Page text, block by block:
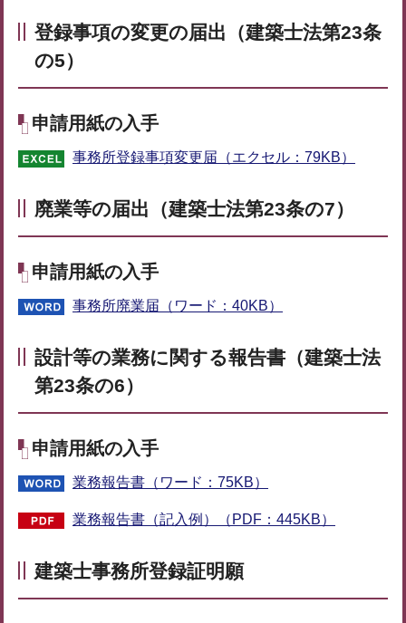
登録事項の変更の届出（建築士法第23条
の5）
申請用紙の入手
事務所登録事項変更届（エクセル：79KB）
廃業等の届出（建築士法第23条の7）
申請用紙の入手
事務所廃業届（ワード：40KB）
設計等の業務に関する報告書（建築士法
第23条の6）
申請用紙の入手
業務報告書（ワード：75KB）
業務報告書（記入例）（PDF：445KB）
建築士事務所登録証明願